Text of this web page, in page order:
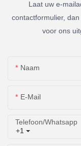
Laat uw e-
contactformulier,
voor ons
Naam
E-Mail
+1
Telefoon/whatsapp